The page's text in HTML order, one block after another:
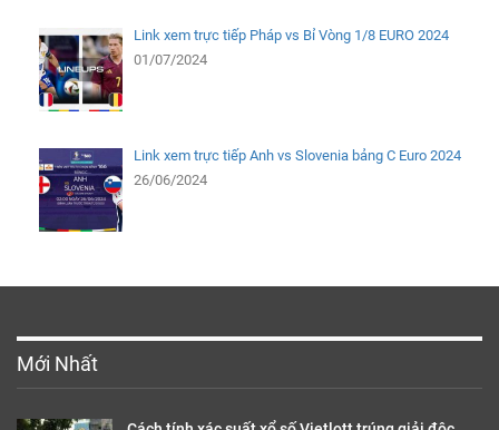
Link xem trực tiếp Pháp vs Bỉ Vòng 1/8 EURO 2024
01/07/2024
Link xem trực tiếp Anh vs Slovenia bảng C Euro 2024
26/06/2024
Mới Nhất